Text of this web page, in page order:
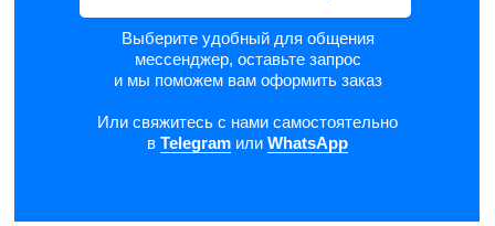
Выберите удобный для общения
мессенджер, оставьте запрос
и мы поможем вам оформить заказ
Или свяжитесь с нами самостоятельно
в Telegram или WhatsApp